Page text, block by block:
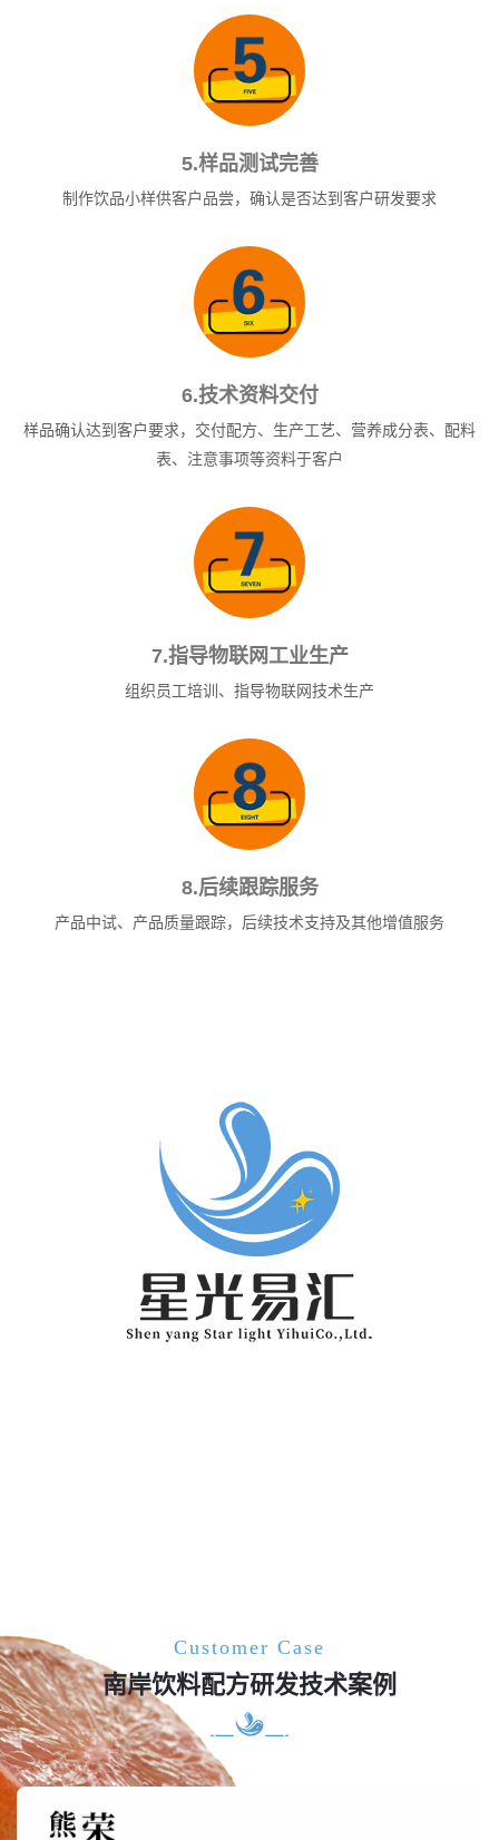
5.样品测试完善
制作饮品小样供客户品尝，确认是否达到客户研发要求
6.技术资料交付
样品确认达到客户要求，交付配方、生产工艺、营养成分表、配料
表、注意事项等资料于客户
7.指导物联网工业生产
组织员工培训、指导物联网技术生产
8.后续跟踪服务
产品中试、产品质量跟踪，后续技术支持及其他增值服务
Customer Case
南岸饮料配方研发技术案例